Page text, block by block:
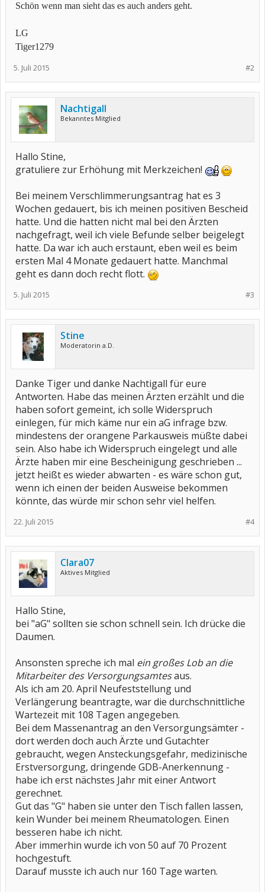
Schön wenn man sieht das es auch anders geht.
LG
Tiger1279
#2
5. Juli 2015
Nachtigall
Bekanntes Mitglied
Hallo Stine,
gratuliere zur Erhöhung mit Merkzeichen!
Bei meinem Verschlimmerungsantrag hat es 3
Wochen gedauert, bis ich meinen positiven Bescheid
hatte. Und die hatten nicht mal bei den Ärzten
nachgefragt, weil ich viele Befunde selber beigelegt
hatte. Da war ich auch erstaunt, eben weil es beim
ersten Mal 4 Monate gedauert hatte. Manchmal
geht es dann doch recht flott.
#3
5. Juli 2015
Stine
Moderatorin a.D.
Danke Tiger und danke Nachtigall für eure
Antworten. Habe das meinen Ärzten erzählt und die
haben sofort gemeint, ich solle Widerspruch
einlegen, für mich käme nur ein aG infrage bzw.
mindestens der orangene Parkausweis müßte dabei
sein. Also habe ich Widerspruch eingelegt und alle
Ärzte haben mir eine Bescheinigung geschrieben ...
jetzt heißt es wieder abwarten - es wäre schon gut,
wenn ich einen der beiden Ausweise bekommen
könnte, das würde mir schon sehr viel helfen.
#4
22. Juli 2015
Clara07
Aktives Mitglied
Hallo Stine,
bei "aG" sollten sie schon schnell sein. Ich drücke die
Daumen.
Ansonsten spreche ich mal ein großes Lob an die
Mitarbeiter des Versorgungsamtesaus.
Als ich am 20. April Neufeststellung und
Verlängerung beantragte, war die durchschnittliche
Wartezeit mit 108 Tagen angegeben.
Bei dem Massenantrag an den Versorgungsämter -
dort werden doch auch Ärzte und Gutachter
gebraucht, wegen Ansteckungsgefahr, medizinische
Erstversorgung, dringende GDB-Anerkennung -
habe ich erst nächstes Jahr mit einer Antwort
gerechnet.
Gut das "G" haben sie unter den Tisch fallen lassen,
kein Wunder bei meinem Rheumatologen. Einen
besseren habe ich nicht.
Aber immerhin wurde ich von 50 auf 70 Prozent
hochgestuft.
Darauf musste ich auch nur 160 Tage warten.